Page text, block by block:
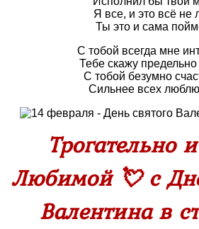
Я все, и это всё не
Ты это и сама
С тобой всегда мне
Тебе скажу предельно
С тобой безумно
Сильнее всех
Трогательно
Любимой 💘 с
Валентина в